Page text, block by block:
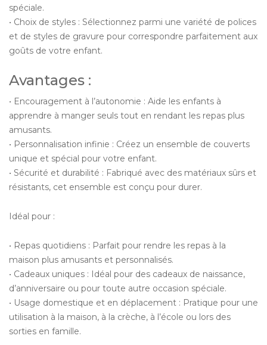
spéciale.
• Choix de styles : Sélectionnez parmi une variété de polices
et de styles de gravure pour correspondre parfaitement aux
goûts de votre enfant.
Avantages :
• Encouragement à l’autonomie : Aide les enfants à
apprendre à manger seuls tout en rendant les repas plus
amusants.
• Personnalisation infinie : Créez un ensemble de couverts
unique et spécial pour votre enfant.
• Sécurité et durabilité : Fabriqué avec des matériaux sûrs et
résistants, cet ensemble est conçu pour durer.
Idéal pour :
• Repas quotidiens : Parfait pour rendre les repas à la
maison plus amusants et personnalisés.
• Cadeaux uniques : Idéal pour des cadeaux de naissance,
d’anniversaire ou pour toute autre occasion spéciale.
• Usage domestique et en déplacement : Pratique pour une
utilisation à la maison, à la crèche, à l’école ou lors des
sorties en famille.